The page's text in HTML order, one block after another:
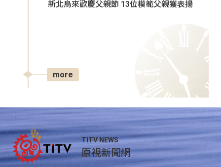
新北烏來歡慶父親節 13位模範父親獲表揚
more
TITV NEWS
原視新聞網